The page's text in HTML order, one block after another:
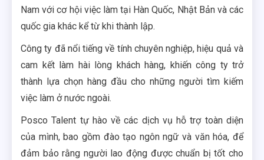
Nam với cơ hội việc làm tại Hàn Quốc, Nhật Bản và các
quốc gia khác kể từ khi thành lập.
Công ty đã nổi tiếng về tính chuyên nghiệp, hiệu quả và
cam kết làm hài lòng khách hàng, khiến công ty trở
thành lựa chọn hàng đầu cho những người tìm kiếm
việc làm ở nước ngoài.
Posco Talent tự hào về các dịch vụ hỗ trợ toàn diện
của mình, bao gồm đào tạo ngôn ngữ và văn hóa, để
đảm bảo rằng người lao động được chuẩn bị tốt cho